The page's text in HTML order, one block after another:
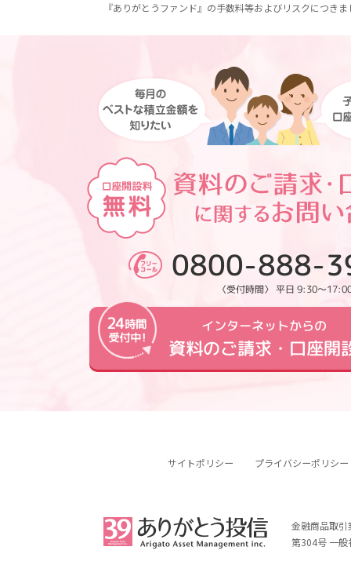
『ありがとうファンド』の手数料等およびリスクにつき
0800-888-
〈受付時間〉 平日 9:30～
インターネットからの
資料のご請求・口座開
サイトポリシー プライバシーポリシー
金融商品取
第304号 一般